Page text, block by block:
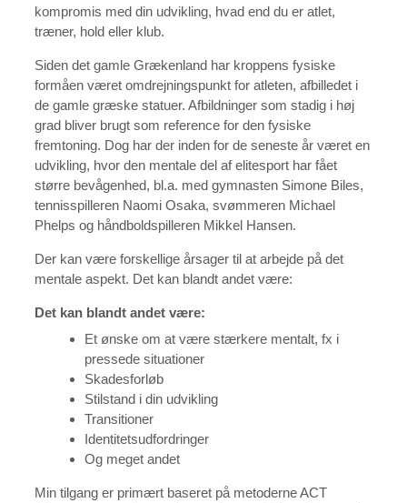
kompromis med din udvikling, hvad end du er atlet,
træner, hold eller klub.
Siden det gamle Grækenland har kroppens fysiske
formåen været omdrejningspunkt for atleten, afbilledet i
de gamle græske statuer. Afbildninger som stadig i høj
grad bliver brugt som reference for den fysiske
fremtoning. Dog har der inden for de seneste år været en
udvikling, hvor den mentale del af elitesport har fået
større bevågenhed, bl.a. med gymnasten Simone Biles,
tennisspilleren Naomi Osaka, svømmeren Michael
Phelps og håndboldspilleren Mikkel Hansen.
Der kan være forskellige årsager til at arbejde på det
mentale aspekt. Det kan blandt andet være:
Det kan blandt andet være:
Et ønske om at være stærkere mentalt, fx i
pressede situationer
Skadesforløb
Stilstand i din udvikling
Transitioner
Identitetsudfordringer
Og meget andet
Min tilgang er primært baseret på metoderne ACT